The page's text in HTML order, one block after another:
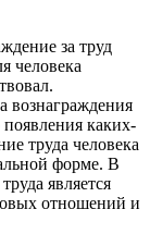
за труд
человека
вознаграждения
появления каких-
труда человека
форме. В
является
отношений и